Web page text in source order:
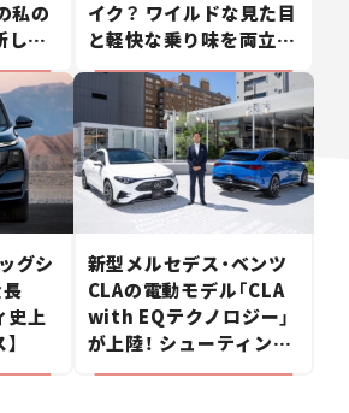
私の
しい
イク？ ワイルドな見た目
と軽快な乗り味を両立し
た400ccフラットトラッ
カー【試乗レビュー】
グシ
長
史上
新型メルセデス・ベンツ
CLAの電動モデル「CLA
with EQテクノロジー」
が上陸！ シューティング
ブレークも発売【新車ニ